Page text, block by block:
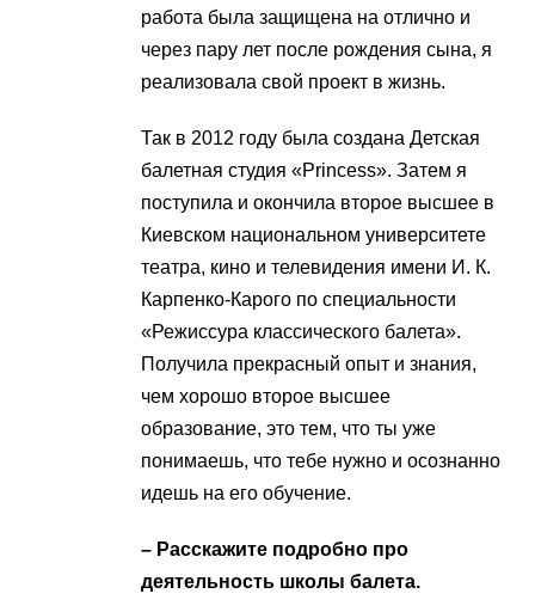
работа была защищена на отлично и
через пару лет после рождения сына, я
реализовала свой проект в жизнь.
Так в 2012 году была создана Детская
балетная студия «Princess». Затем я
поступила и окончила второе высшее в
Киевском национальном университете
театра, кино и телевидения имени И. К.
Карпенко-Карого по специальности
«Режиссура классического балета».
Получила прекрасный опыт и знания,
чем хорошо второе высшее
образование, это тем, что ты уже
понимаешь, что тебе нужно и осознанно
идешь на его обучение.
– Расскажите подробно про
деятельность школы балета.